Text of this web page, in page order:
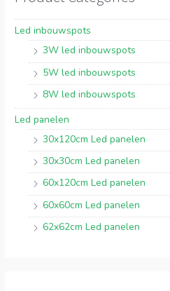
Led inbouwspots
3W led inbouwspots
5W led inbouwspots
8W led inbouwspots
Led panelen
30x120cm Led panelen
30x30cm Led panelen
60x120cm Led panelen
60x60cm Led panelen
62x62cm Led panelen